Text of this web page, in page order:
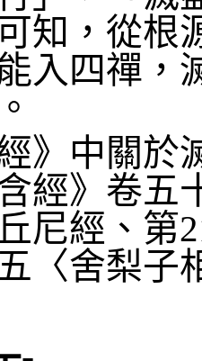
知，從根
入四禪，
經》中關
含經》卷
尼經、第
〈舍梨子